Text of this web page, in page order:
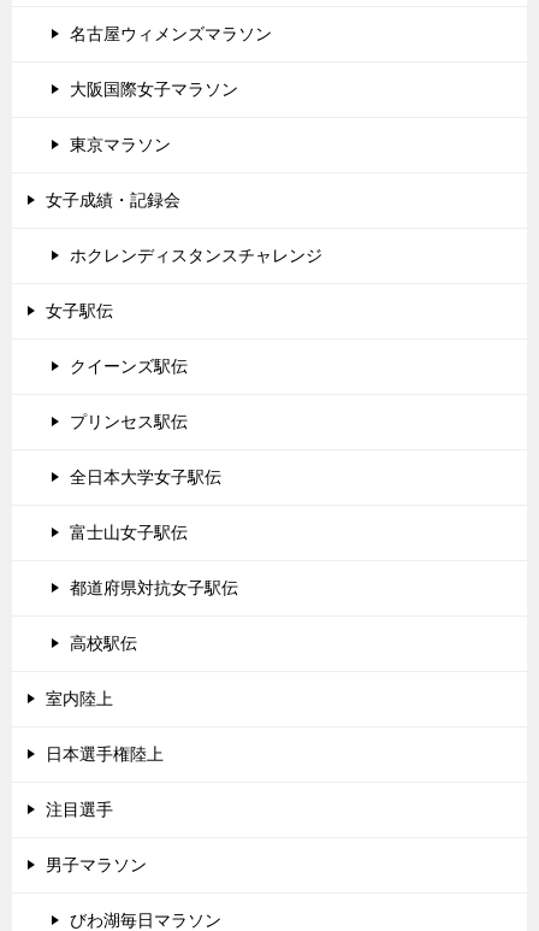
名古屋ウィメンズマラソン
大阪国際女子マラソン
東京マラソン
女子成績・記録会
ホクレンディスタンスチャレンジ
女子駅伝
クイーンズ駅伝
プリンセス駅伝
全日本大学女子駅伝
富士山女子駅伝
都道府県対抗女子駅伝
高校駅伝
室内陸上
日本選手権陸上
注目選手
男子マラソン
びわ湖毎日マラソン